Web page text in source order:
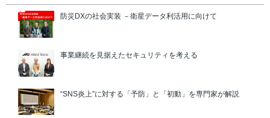
防災DXの社会実装 －衛星データ利活用に向けて
事業継続を見据えたセキュリティを考える
“SNS炎上”に対する「予防」と「初動」を専門家が解説